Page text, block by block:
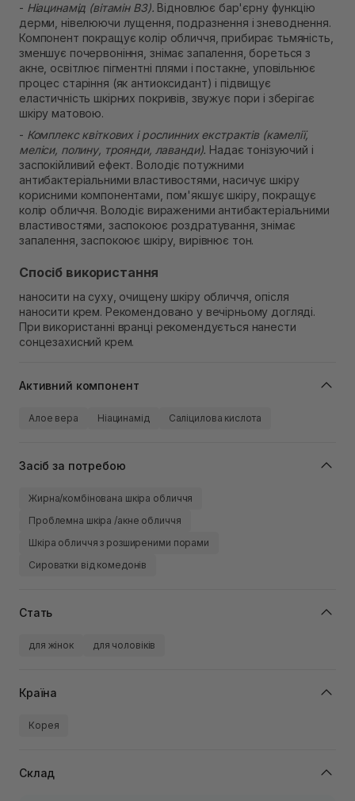
- Ніацинамід (вітамін В3). Відновлює бар'єрну функцію
дерми, нівелюючи лущення, подразнення і зневоднення.
Компонент покращує колір обличчя, прибирає тьмяність,
зменшує почервоніння, знімає запалення, бореться з
акне, освітлює пігментні плями і постакне, уповільнює
процес старіння (як антиоксидант) і підвищує
еластичність шкірних покривів, звужує пори і зберігає
шкіру матовою.
- Комплекс квіткових і рослинних екстрактів (камелії,
меліси, полину, троянди, лаванди). Надає тонізуючий і
заспокійливий ефект. Володіє потужними
антибактеріальними властивостями, насичує шкіру
корисними компонентами, пом'якшує шкіру, покращує
колір обличчя. Володіє вираженими антибактеріальними
властивостями, заспокоює роздратування, знімає
запалення, заспокоює шкіру, вирівнює тон.
Спосіб використання
наносити на суху, очищену шкіру обличчя, опісля
наносити крем. Рекомендовано у вечірньому догляді.
При використанні вранці рекомендується нанести
сонцезахисний крем.
Активний компонент
Алое вера Ніацинамід Саліцилова кислота
Засіб за потребою
Жирна/комбінована шкіра обличчя
Проблемна шкіра /акне обличчя
Шкіра обличчя з розширеними порами
Сироватки від комедонів
Стать
для жінок для чоловіків
Країна
Корея
Склад